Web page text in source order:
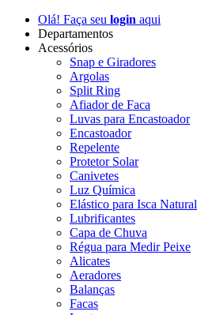
Olá! Faça seu login aqui
Departamentos
Acessórios
Snap e Giradores
Argolas
Split Ring
Afiador de Faca
Luvas para Encastoador
Encastoador
Repelente
Protetor Solar
Canivetes
Luz Química
Elástico para Isca Natural
Lubrificantes
Capa de Chuva
Régua para Medir Peixe
Alicates
Aeradores
Balanças
Facas